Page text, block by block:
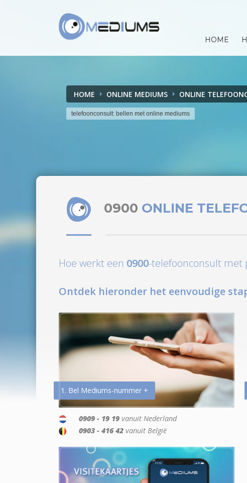
HOME
HOME ONLINE MEDIUMS ONLINE
telefoonconsult: bellen met online mediums
0900 ONLINE
Hoe werkt een 0900-telefoonconsult
Ontdek hieronder het eenvoudige
1. Bel Mediums-nummer +
0909 - 19 19 vanuit Nederland
0903 - 416 42 vanuit België